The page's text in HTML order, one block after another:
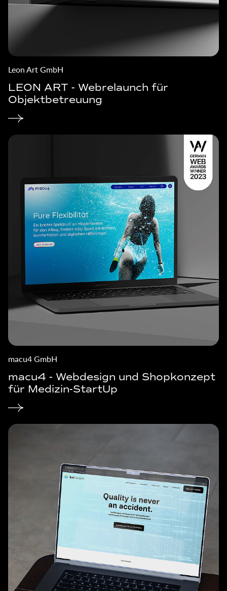
Leon Art GmbH
LEON ART - Webrelaunch für
Objektbetreuung
macu4 GmbH
macu4 - Webdesign und Shopkonzept
für Medizin-StartUp